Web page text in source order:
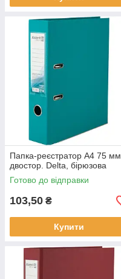
Папка-реєстратор А4 75 мм
двостор. Delta, бірюзова
Готово до відправки
103,50 ₴
Купити